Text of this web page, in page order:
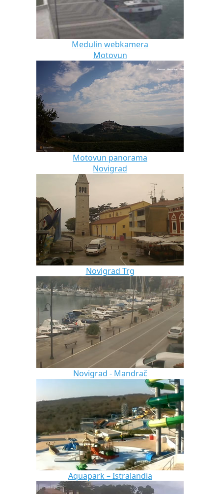
Medulin webkamera
Motovun
Motovun panorama
Novigrad
Novigrad Trg
Novigrad - Mandrač
Aquapark – Istralandia